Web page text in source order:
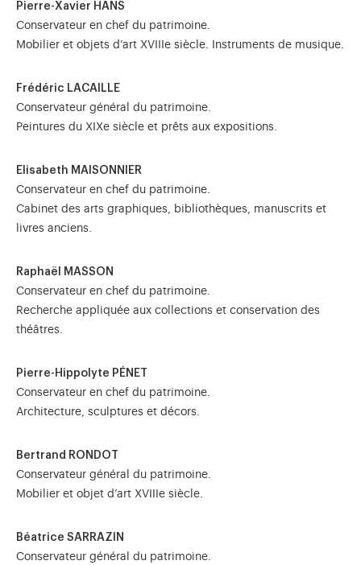
Pierre-Xavier HANS
Conservateur en chef du patrimoine.
Mobilier et objets d’art XVIIIe siècle. Instruments de musique.
Frédéric LACAILLE
Conservateur général du patrimoine.
Peintures du XIXe siècle et prêts aux expositions.
Elisabeth MAISONNIER
Conservateur en chef du patrimoine.
Cabinet des arts graphiques, bibliothèques, manuscrits et
livres anciens.
Raphaël MASSON
Conservateur en chef du patrimoine.
Recherche appliquée aux collections et conservation des
théâtres.
Pierre-Hippolyte PÉNET
Conservateur en chef du patrimoine.
Architecture, sculptures et décors.
Bertrand RONDOT
Conservateur général du patrimoine.
Mobilier et objet d’art XVIIIe siècle.
Béatrice SARRAZIN
Conservateur général du patrimoine.